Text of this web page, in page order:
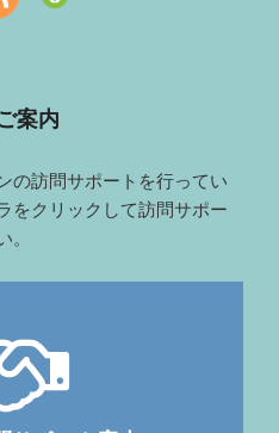
案内
の訪問サポートを行ってい
をクリックして訪問サポー
。